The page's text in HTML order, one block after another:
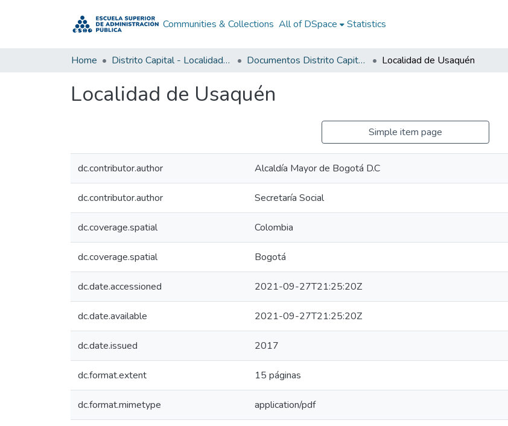
Communities & Collections All of DSpace Statistics
Home Distrito Capital - Localidades Documentos Distrito Capital - Localidades Localidad de Usaquén
Localidad de Usaquén
Simple item page
dc.contributor.author Alcaldía Mayor de Bogotá D.C
dc.contributor.author Secretaría Social
dc.coverage.spatial Colombia
dc.coverage.spatial Bogotá
dc.date.accessioned 2021-09-27T21:25:20Z
dc.date.available 2021-09-27T21:25:20Z
dc.date.issued 2017
dc.format.extent 15 páginas
dc.format.mimetype application/pdf